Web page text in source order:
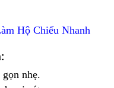
Hộ Chiếu Nhanh
nhẹ.